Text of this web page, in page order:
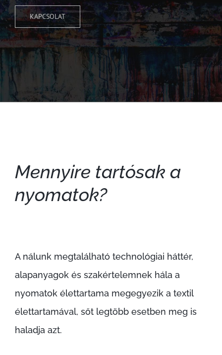
KAPCSOLAT
Mennyire tartósak a
nyomatok?
A nálunk megtalálható technológiai háttér,
alapanyagok és szakértelemnek hála a
nyomatok élettartama megegyezik a textil
élettartamával, sőt legtöbb esetben meg is
haladja azt.